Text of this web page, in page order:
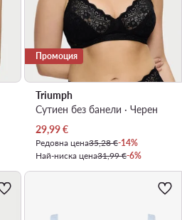
Промоция
Triumph
Сутиен без банели · Черен
Актуална цена
29,99€
Редовна цена35,28 €-14%
Най-ниска цена31,99 €-6%